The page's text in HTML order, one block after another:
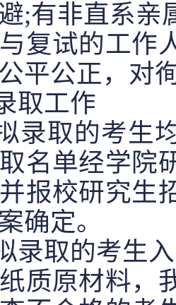
;有非直系亲
复试的工作
平公正，对
工作
取的考生均
名单经学院
报校研究生
确定。
取的考生入
质原材料，